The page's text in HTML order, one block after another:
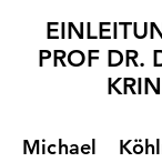
PROF DR.
Michael